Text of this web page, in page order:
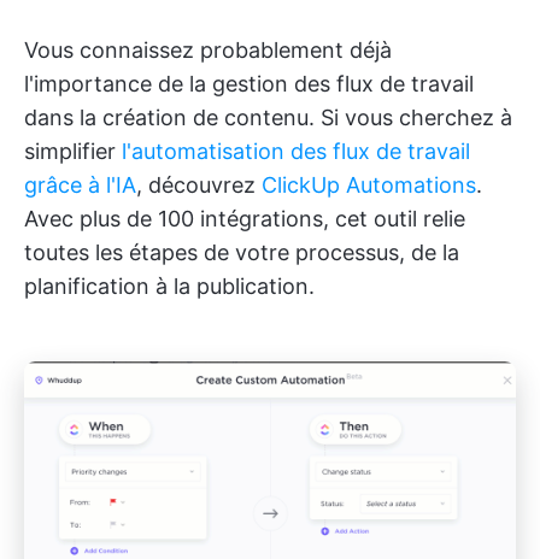
Vous connaissez probablement déjà
l'importance de la gestion des flux de travail
dans la création de contenu. Si vous cherchez à
simplifier l'automatisation des flux de travail
grâce à l'IA, découvrez ClickUp Automations.
Avec plus de 100 intégrations, cet outil relie
toutes les étapes de votre processus, de la
planification à la publication.